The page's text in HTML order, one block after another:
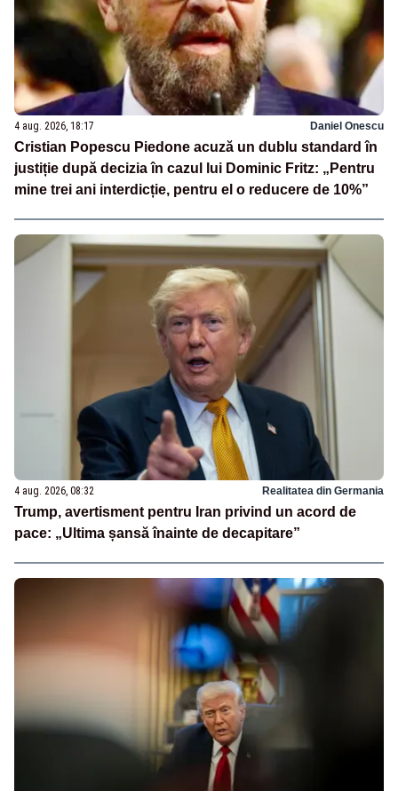
4 aug. 2026, 18:17 Daniel Onescu
Cristian Popescu Piedone acuză un dublu standard în
justiție după decizia în cazul lui Dominic Fritz: „Pentru
mine trei ani interdicție, pentru el o reducere de 10%”
4 aug. 2026, 08:32 Realitatea din Germania
Trump, avertisment pentru Iran privind un acord de
pace: „Ultima șansă înainte de decapitare”